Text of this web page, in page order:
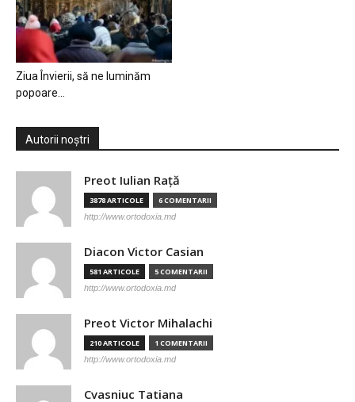
Ziua Învierii, să ne luminăm
popoare…
Autorii noștri
Preot Iulian Raţă
3878 ARTICOLE 6 COMENTARII
http://www.ortodoxia.md
Diacon Victor Casian
581 ARTICOLE 5 COMENTARII
http://www.ortodoxia.md
Preot Victor Mihalachi
210 ARTICOLE 1 COMENTARII
http://www.ortodoxia.md
Cvasniuc Tatiana